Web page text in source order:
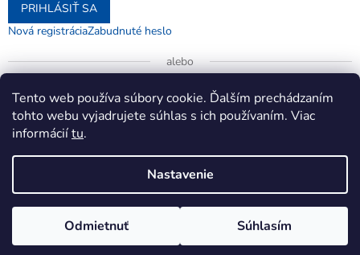
Tento web používa súbory cookie. Ďalším prechádzaním
tohto webu vyjadrujete súhlas s ich používaním. Viac
informáciítu.
Nastavenie
Odmietnuť Súhlasím
PRIHLÁSIŤ SA
Nová registráciaZabudnuté heslo
alebo
Prihlásiť sa cez Google
. Všetky práva vyhradené.